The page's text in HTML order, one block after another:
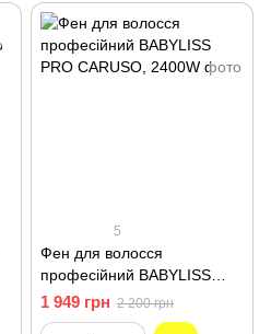
5
Фен для волосся
професійний BABYLISS
PRO CARUSO, 2400W
1 949 грн 2 200 грн